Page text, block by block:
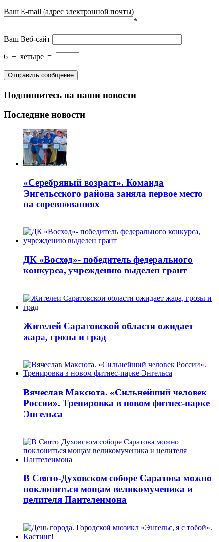
Ваш E-mail (адрес электронной почты)
*
Ваш Веб-сайт
6 + четыре =
Подпишитесь на наши новости
Последние новости
«Серебряный возраст». Команда
Энгельсского района заняла первое место
на соревнованиях
ДК «Восход»- победитель федерального
конкурса, учреждению выделен грант
Жителей Саратовской области ожидает
жара, грозы и град
Вячеслав Максюта. «Сильнейший человек
России». Тренировка в новом фитнес-парке
Энгельса
В Свято-Духовском соборе Саратова можно
поклониться мощам великомученика и
целителя Пантелеимона